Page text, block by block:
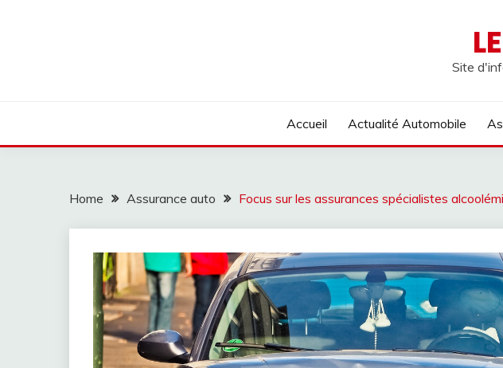
Site
Accueil Actualité Automobile
Home Assurance auto Focus sur les assurances spécialistes